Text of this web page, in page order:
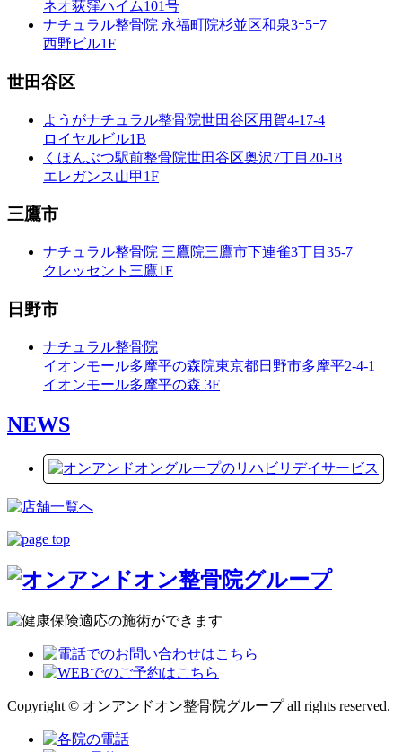
ネオ荻窪ハイム101号
ナチュラル整骨院 永福町院杉並区和泉3ｰ5ｰ7
西野ビル1F
世田谷区
ようがナチュラル整骨院世田谷区用賀4-17-4
ロイヤルビル1B
くほんぶつ駅前整骨院世田谷区奥沢7丁目20-18
エレガンス山甲1F
三鷹市
ナチュラル整骨院 三鷹院三鷹市下連雀3丁目35-7
クレッセント三鷹1F
日野市
ナチュラル整骨院
イオンモール多摩平の森院東京都日野市多摩平2-4-1
イオンモール多摩平の森 3F
NEWS
Copyright © オンアンドオン整骨院グループ all rights reserved.